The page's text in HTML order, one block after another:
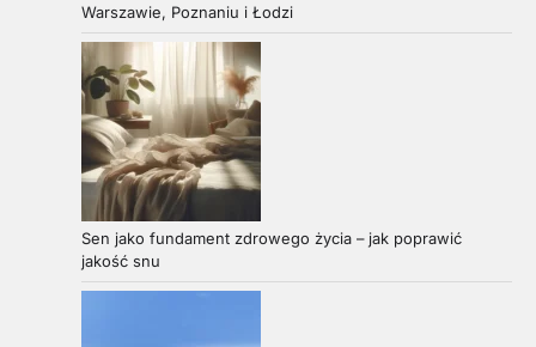
Warszawie, Poznaniu i Łodzi
Sen jako fundament zdrowego życia – jak poprawić
jakość snu